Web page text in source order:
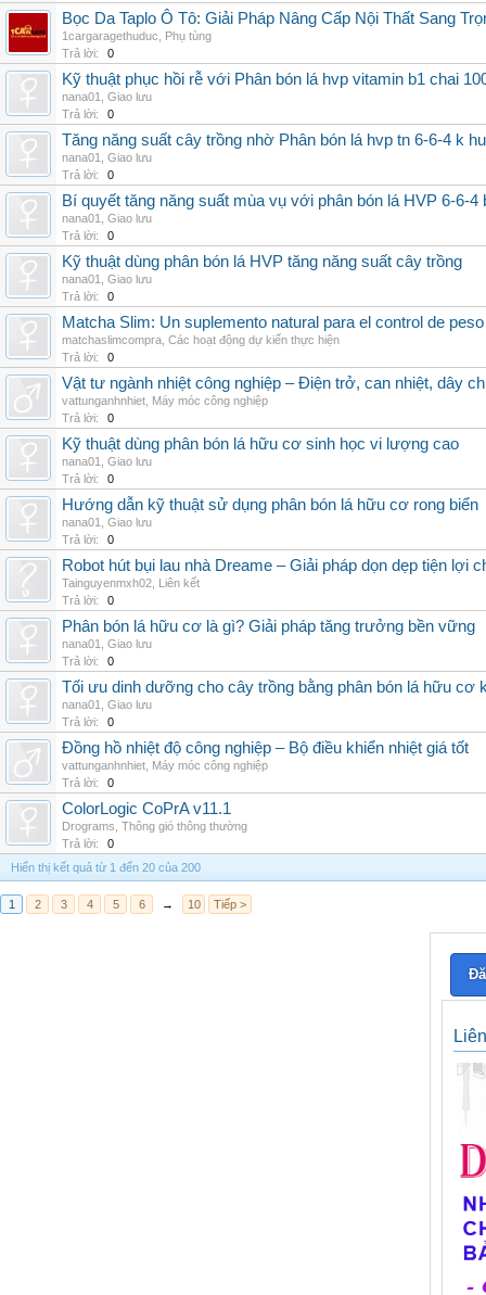
Bọc Da Taplo Ô Tô: Giải Pháp Nâng Cấp Nội Thất Sang
1cargaragethuduc
Phụ tùng
Trả lời:
0
Kỹ thuật phục hồi rễ với Phân bón lá hvp vitamin b1 chai
nana01
Giao lưu
Trả lời:
0
Tăng năng suất cây trồng nhờ Phân bón lá hvp tn 6-6-4 k
nana01
Giao lưu
Trả lời:
0
Bí quyết tăng năng suất mùa vụ với phân bón lá HVP 6-6-4
nana01
Giao lưu
Trả lời:
0
Kỹ thuật dùng phân bón lá HVP tăng năng suất cây trồng
nana01
Giao lưu
Trả lời:
0
Matcha Slim: Un suplemento natural para el control de peso
matchaslimcompra Các hoạt động dự kiến thực hiện
Trả lời:
0
Vật tư ngành nhiệt công nghiệp – Điện trở, can nhiệt, dây
vattunganhnhiet Máy móc công nghiệp
Trả lời:
0
Kỹ thuật dùng phân bón lá hữu cơ sinh học vi lượng cao
nana01
Giao lưu
Trả lời:
0
Hướng dẫn kỹ thuật sử dụng phân bón lá hữu cơ rong biển
nana01
Giao lưu
Trả lời:
0
Robot hút bụi lau nhà Dreame – Giải pháp dọn dẹp tiện lợi
Tainguyenmxh02 Liên kết
Trả lời:
0
Phân bón lá hữu cơ là gì? Giải pháp tăng trưởng bền vững
nana01
Giao lưu
Trả lời:
0
Tối ưu dinh dưỡng cho cây trồng bằng phân bón lá hữu cơ
nana01
Giao lưu
Trả lời:
0
Đồng hồ nhiệt độ công nghiệp – Bộ điều khiển nhiệt giá tốt
vattunganhnhiet Máy móc công nghiệp
Trả lời:
0
ColorLogic CoPrA v11.1
Drograms Thông gió thông thường
Trả lời:
0
Hiển thị kết quả từ 1 đến 20 của 200
1 2 3 4 5 6 → 10 Tiếp >